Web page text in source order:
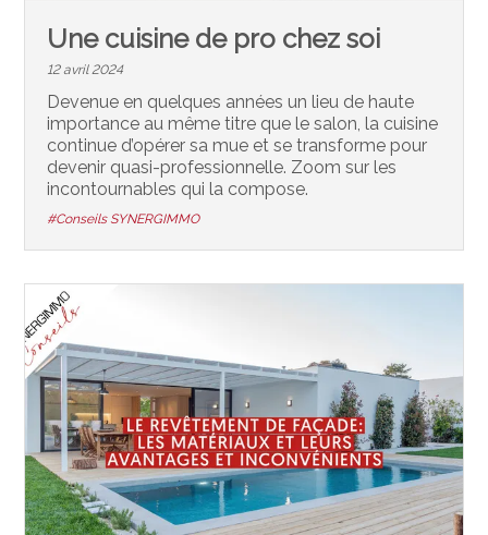
Une cuisine de pro chez soi
12 avril 2024
Devenue en quelques années un lieu de haute
importance au même titre que le salon, la cuisine
continue d’opérer sa mue et se transforme pour
devenir quasi-professionnelle. Zoom sur les
incontournables qui la compose.
#Conseils SYNERGIMMO